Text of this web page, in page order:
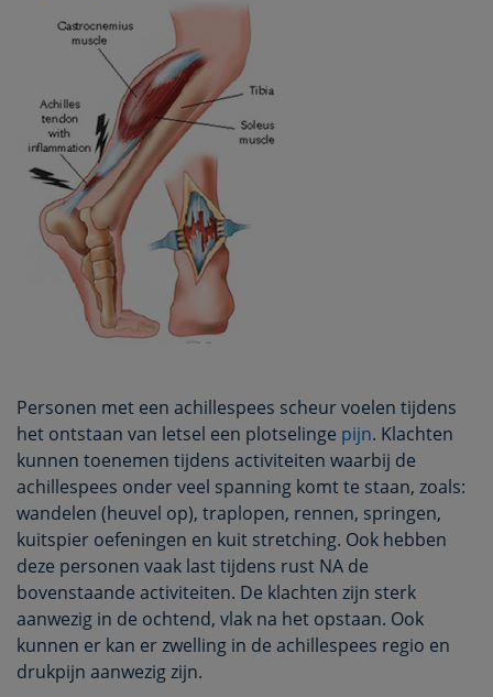
Personen met een achillespees scheur voelen tijdens
het ontstaan van letsel een plotselinge pijn. Klachten
kunnen toenemen tijdens activiteiten waarbij de
achillespees onder veel spanning komt te staan, zoals:
wandelen (heuvel op), traplopen, rennen, springen,
kuitspier oefeningen en kuit stretching. Ook hebben
deze personen vaak last tijdens rust NA de
bovenstaande activiteiten. De klachten zijn sterk
aanwezig in de ochtend, vlak na het opstaan. Ook
kunnen er kan er zwelling in de achillespees regio en
drukpijn aanwezig zijn.